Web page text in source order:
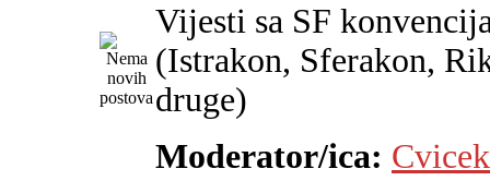
Vijesti sa SF
(Istrakon, Sferakon,
druge)
Moderator/ica: Cvicek